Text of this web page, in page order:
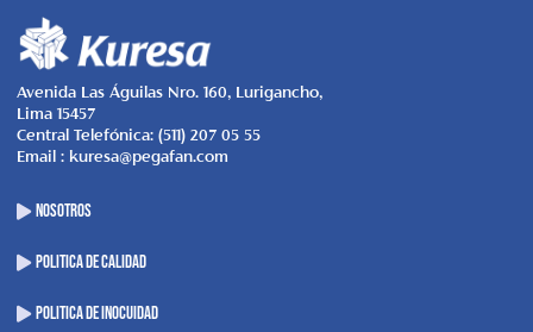
Avenida Las Águilas Nro. 160, Lurigancho,
Lima 15457
Central Telefónica: (511) 207 05 55
Email : kuresa@pegafan.com
NOSOTROS
POLITICA DE CALIDAD
POLITICA DE INOCUIDAD